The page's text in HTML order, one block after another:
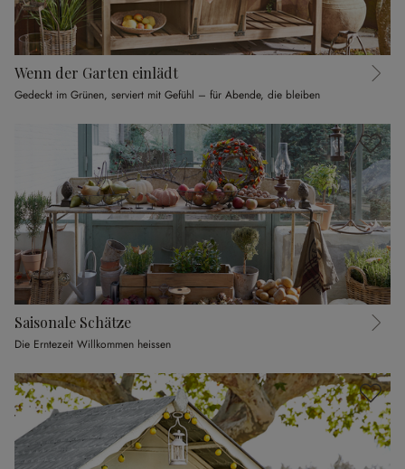
Wenn der Garten einlädt
Gedeckt im Grünen, serviert mit Gefühl – für Abende, die bleiben
Saisonale Schätze
Die Erntezeit Willkommen heissen